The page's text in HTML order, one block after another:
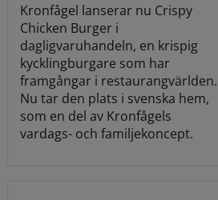
Kronfågel lanserar nu Crispy
Chicken Burger i
dagligvaruhandeln, en krispig
kycklingburgare som har
framgångar i restaurangvärlden.
Nu tar den plats i svenska hem,
som en del av Kronfågels
vardags- och familjekoncept.